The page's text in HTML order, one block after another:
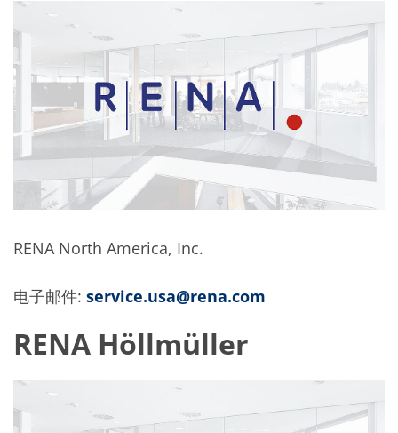
RENA North America, Inc.
电子邮件: service.usa@rena.com
RENA Höllmüller